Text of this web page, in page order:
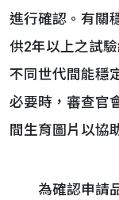
進行確認。有關
供2年以上之試
不同世代間能穩
必要時，審查官
間生育圖片以協
為確認申請品